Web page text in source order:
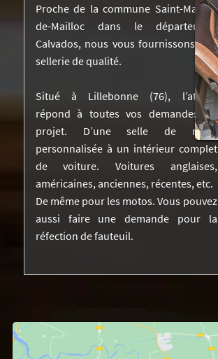
VIDÉOS
CONTACTEZ-NOUS
Proche de la commune Saint-Martin-
de-Mailloc dans le département
Calvados, nous vous fournissons une
sellerie de qualité.
Situé à Lillebonne (76), l’atelier
répond à toutes vos demandes de
projet. D’une selle de moto
personnalisée à un intérieur complet
de voiture. Voitures anglaises,
américaines, anciennes, récentes, etc.
De même pour les motos. Vous pouvez
aussi faire une demande pour la
réfection de fauteuil.